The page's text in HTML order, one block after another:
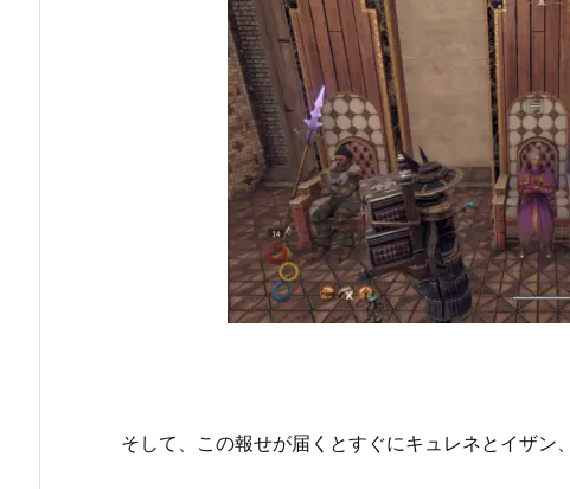
そして、この報せが届くとすぐにキュレネとイザン